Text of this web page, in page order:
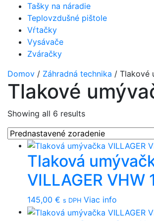
Tašky na náradie
Teplovzdušné pištole
Vŕtačky
Vysávače
Zváračky
Domov / Záhradná technika / Tlakové
Tlakové
Showing all 6 results
Tlaková
VILLAGER VHW
145,00 € s DPH Viac info